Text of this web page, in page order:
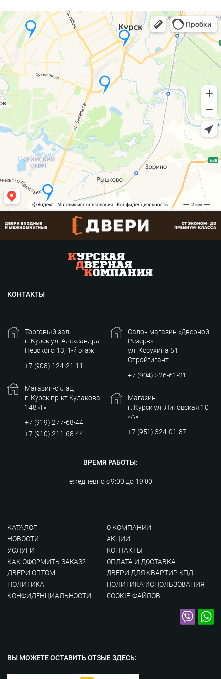
КОНТАКТЫ
Торговый зал:
г. Курск ул. Александра
Невского 13, 1-й этаж
+7 (908) 124-21-11
Магазин-склад:
г. Курск пр-кт Кулакова
148 «Г»
+7 (919) 277-68-44
+7 (910) 211-68-44
Салон магазин «Дверной-
Резерв»:
ул. Косухина 51
Стройгигант
+7 (904) 526-61-21
Магазин:
г. Курск ул. Литовская 10
«А»
+7 (951) 324-01-87
ВРЕМЯ РАБОТЫ:
ежедневно с 9:00 до 19:00
КАТАЛОГ
О КОМПАНИИ
НОВОСТИ
АКЦИИ
УСЛУГИ
КОНТАКТЫ
КАК ОФОРМИТЬ ЗАКАЗ?
ОПЛАТА И ДОСТАВКА
ДВЕРИ ОПТОМ
ДВЕРИ ДЛЯ КВАРТИР КПД
ПОЛИТИКА
КОНФИДЕНЦИАЛЬНОСТИ
ПОЛИТИКА ИСПОЛЬЗОВАНИЯ
COOKIE-ФАЙЛОВ
ВЫ МОЖЕТЕ ОСТАВИТЬОТЗЫВ ЗДЕСЬ: